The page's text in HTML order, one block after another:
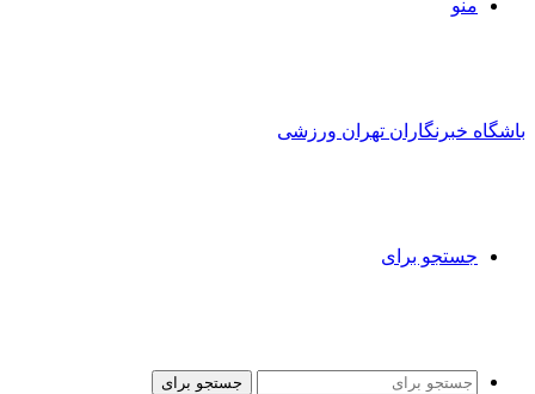
منو
باشگاه خبرنگاران تهران ورزشی
جستجو برای
جستجو برای